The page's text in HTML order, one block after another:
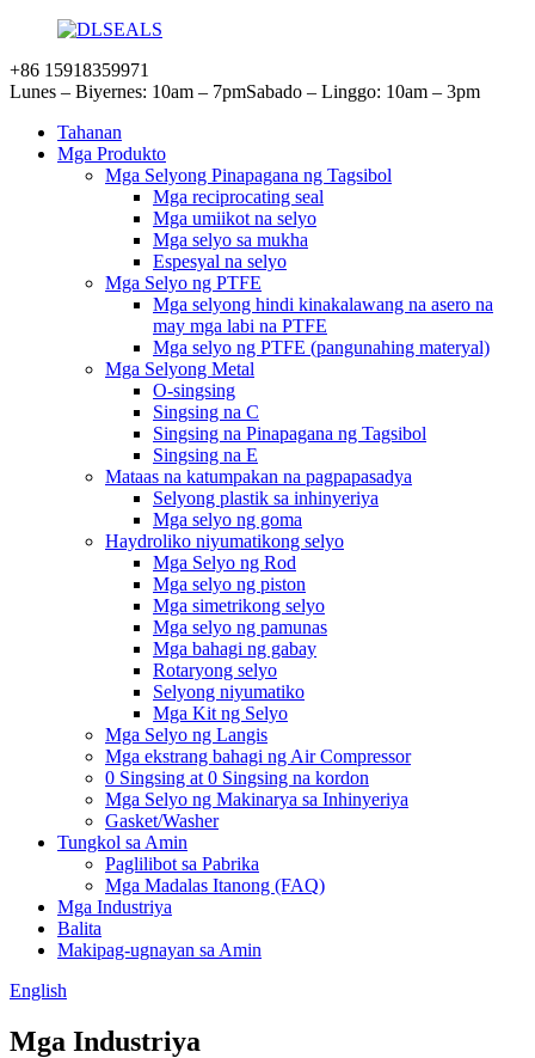
+86 15918359971
Lunes – Biyernes: 10am – 7pmSabado – Linggo: 10am – 3pm
Tahanan
Mga Produkto
Mga Selyong Pinapagana ng Tagsibol
Mga reciprocating seal
Mga umiikot na selyo
Mga selyo sa mukha
Espesyal na selyo
Mga Selyo ng PTFE
Mga selyong hindi kinakalawang na asero na
may mga labi na PTFE
Mga selyo ng PTFE (pangunahing materyal)
Mga Selyong Metal
O-singsing
Singsing na C
Singsing na Pinapagana ng Tagsibol
Singsing na E
Mataas na katumpakan na pagpapasadya
Selyong plastik sa inhinyeriya
Mga selyo ng goma
Haydroliko niyumatikong selyo
Mga Selyo ng Rod
Mga selyo ng piston
Mga simetrikong selyo
Mga selyo ng pamunas
Mga bahagi ng gabay
Rotaryong selyo
Selyong niyumatiko
Mga Kit ng Selyo
Mga Selyo ng Langis
Mga ekstrang bahagi ng Air Compressor
0 Singsing at 0 Singsing na kordon
Mga Selyo ng Makinarya sa Inhinyeriya
Gasket/Washer
Tungkol sa Amin
Paglilibot sa Pabrika
Mga Madalas Itanong (FAQ)
Mga Industriya
Balita
Makipag-ugnayan sa Amin
English
Mga Industriya